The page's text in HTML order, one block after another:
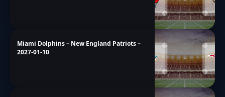
Miami Dolphins – New England Patriots –
2027-01-10